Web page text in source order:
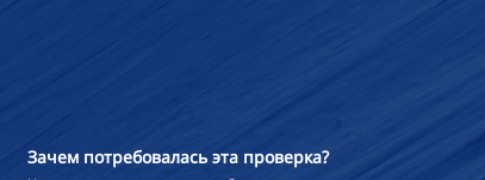
Зачем потребовалась эта проверка?